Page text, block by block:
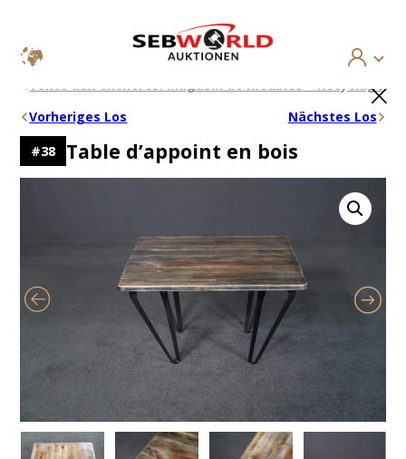
Aller
contenu
Vente aux enchères: Magasin de meubles – Recyclage
Vorheriges Los
Nächstes Los
#38 Table d’appoint en bois
×